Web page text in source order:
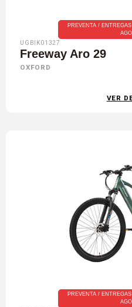
PREVENTA /
UGBIK01327
Freeway Aro 29
OXFORD
VER
PREVENTA /